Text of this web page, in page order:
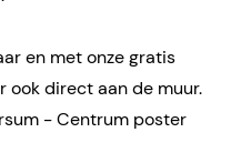
en met onze gratis
ook direct aan de muur.
- Centrum poster